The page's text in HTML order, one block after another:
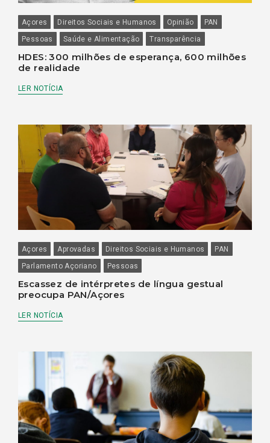
Açores Direitos Sociais e Humanos Opinião
PAN
Pessoas
Saúde e Alimentação Transparência
HDES: 300 milhões de esperança, 600 milhões
de realidade
LER NOTÍCIA
Açores Aprovadas Direitos Sociais e Humanos
PAN
Parlamento Açoriano
Pessoas
Escassez de intérpretes de língua gestual
preocupa PAN/Açores
LER NOTÍCIA